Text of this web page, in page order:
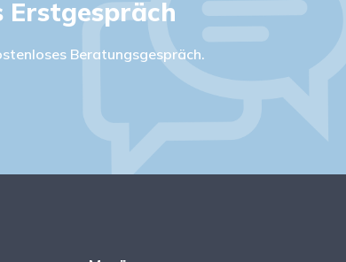
Erstgespräch
Beratungsgespräch.